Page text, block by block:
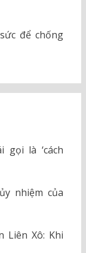
để chống
gọi là ‘cách
nhiệm của
Liên Xô: Khi